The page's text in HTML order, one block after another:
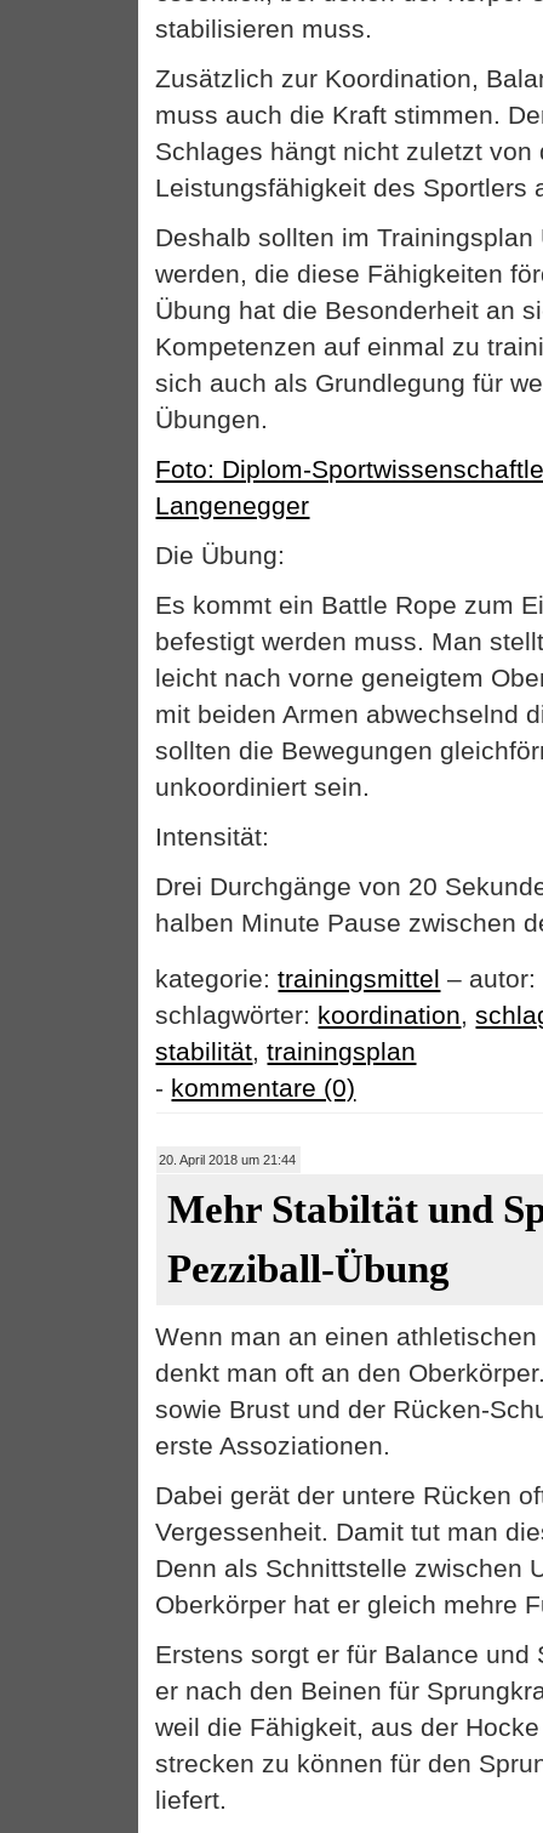
stabilisieren muss.
Zusätzlich zur Koordination,
muss auch die Kraft stimmen.
Schlages hängt nicht zuletzt von
Leistungsfähigkeit des Sportlers
Deshalb sollten im
werden, die diese Fähigkeiten
Übung hat die Besonderheit an
Kompetenzen auf einmal zu
sich auch als Grundlegung für
Übungen.
Foto: Diplom-
Langenegger
Die Übung:
Es kommt ein Battle Rope zum
befestigt werden muss. Man
leicht nach vorne geneigtem
mit beiden Armen abwechselnd
sollten die Bewegungen
unkoordiniert sein.
Intensität:
Drei Durchgänge von 20
halben Minute Pause zwischen
kategorie:trainingsmittel – autor:
schlagwörter: koordination,
stabilität,trainingsplan
- kommentare (0)
20. April 2018 um 21:44
Mehr Stabiltät und
Pezziball-Übung
Wenn man an einen
denkt man oft an den
sowie Brust und der Rücken-
erste Assoziationen.
Dabei gerät der untere Rücken
Vergessenheit. Damit tut man
Denn als Schnittstelle zwischen
Oberkörper hat er gleich mehre
Erstens sorgt er für Balance und
er nach den Beinen für
weil die Fähigkeit, aus der
strecken zu können für den
liefert.